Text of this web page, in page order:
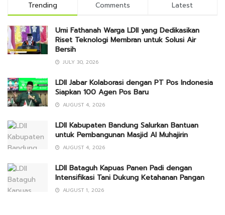
Trending Comments Latest
Umi Fathanah Warga LDII yang Dedikasikan
Riset Teknologi Membran untuk Solusi Air
Bersih
JULY 30, 2026
LDII Jabar Kolaborasi dengan PT Pos Indonesia
Siapkan 100 Agen Pos Baru
AUGUST 4, 2026
LDII Kabupaten Bandung Salurkan Bantuan
untuk Pembangunan Masjid Al Muhajirin
AUGUST 4, 2026
LDII Bataguh Kapuas Panen Padi dengan
Intensifikasi Tani Dukung Ketahanan Pangan
AUGUST 1, 2026